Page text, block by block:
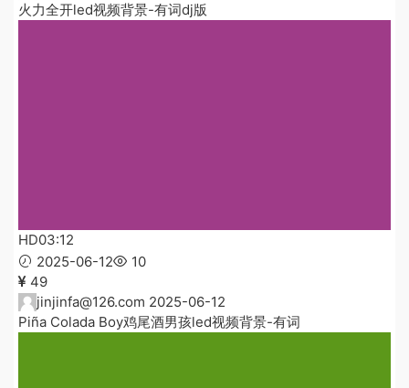
火力全开led视频背景-有词dj版
HD03:12
2025-06-12
10
49
jinjinfa@126.com 2025-06-12
Piña Colada Boy鸡尾酒男孩led视频背景-有词